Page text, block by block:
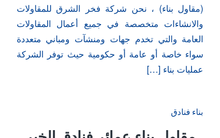
(مقاول بناء) ، نحن شركة فخر الشرق للمقاولات
والانشاءات متخصصة في جميع أعمال المقاولات
العامة والتي تخدم جهات ومنشآت ومباني متعددة
سواء خاصة أو عامة أو حكومية حيث توفر الشركة
عمليات بناء […]
بناء فنادق